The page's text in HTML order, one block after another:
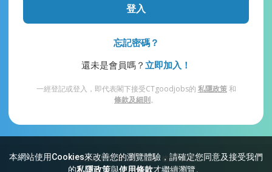
本網站使用Cookies來改善您的瀏覽體驗，請確定您同意及接受我們
的私隱政策與使用條款才繼續瀏覽。
登入
忘記密碼？
還未是會員嗎？ 立即加入！
一經登記或登入，即代表閣下接受CTgoodjobs的 私隱政策和
條款及細則。
網站索引 常見問題 私隱 條款及細則